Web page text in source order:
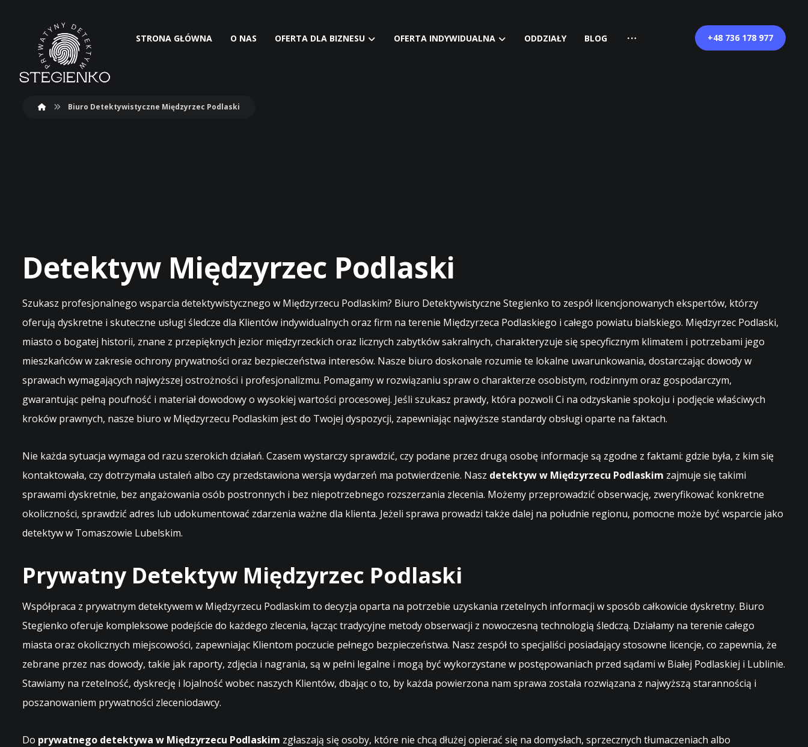
STRONA GŁÓWNA O NAS OFERTA DLA BIZNESU OFERTA INDYWIDUALNA ODDZIAŁY BLOG +48 736 178 977
Biuro Detektywistyczne Międzyrzec Podlaski
Detektyw Międzyrzec Podlaski
Szukasz profesjonalnego wsparcia detektywistycznego w Międzyrzecu Podlaskim? Biuro Detektywistyczne Stegienko to zespół licencjonowanych ekspertów, którzy
oferują dyskretne i skuteczne usługi śledcze dla Klientów indywidualnych oraz firm na terenie Międzyrzeca Podlaskiego i całego powiatu bialskiego. Międzyrzec Podlaski,
miasto o bogatej historii, znane z przepięknych jezior międzyrzeckich oraz licznych zabytków sakralnych, charakteryzuje się specyficznym klimatem i potrzebami jego
mieszkańców w zakresie ochrony prywatności oraz bezpieczeństwa interesów. Nasze biuro doskonale rozumie te lokalne uwarunkowania, dostarczając dowody w
sprawach wymagających najwyższej ostrożności i profesjonalizmu. Pomagamy w rozwiązaniu spraw o charakterze osobistym, rodzinnym oraz gospodarczym,
gwarantując pełną poufność i materiał dowodowy o wysokiej wartości procesowej. Jeśli szukasz prawdy, która pozwoli Ci na odzyskanie spokoju i podjęcie właściwych
kroków prawnych, nasze biuro w Międzyrzecu Podlaskim jest do Twojej dyspozycji, zapewniając najwyższe standardy obsługi oparte na faktach.
Nie każda sytuacja wymaga od razu szerokich działań. Czasem wystarczy sprawdzić, czy podane przez drugą osobę informacje są zgodne z faktami: gdzie była, z kim się
kontaktowała, czy dotrzymała ustaleń albo czy przedstawiona wersja wydarzeń ma potwierdzenie. Nasz detektyw w Międzyrzecu Podlaskim zajmuje się takimi
sprawami dyskretnie, bez angażowania osób postronnych i bez niepotrzebnego rozszerzania zlecenia. Możemy przeprowadzić obserwację, zweryfikować konkretne
okoliczności, sprawdzić adres lub udokumentować zdarzenia ważne dla klienta. Jeżeli sprawa prowadzi także dalej na południe regionu, pomocne może być wsparcie jako
detektyw w Tomaszowie Lubelskim.
Prywatny Detektyw Międzyrzec Podlaski
Współpraca z prywatnym detektywem w Międzyrzecu Podlaskim to decyzja oparta na potrzebie uzyskania rzetelnych informacji w sposób całkowicie dyskretny. Biuro
Stegienko oferuje kompleksowe podejście do każdego zlecenia, łącząc tradycyjne metody obserwacji z nowoczesną technologią śledczą. Działamy na terenie całego
miasta oraz okolicznych miejscowości, zapewniając Klientom poczucie pełnego bezpieczeństwa. Nasz zespół to specjaliści posiadający stosowne licencje, co zapewnia, że
zebrane przez nas dowody, takie jak raporty, zdjęcia i nagrania, są w pełni legalne i mogą być wykorzystane w postępowaniach przed sądami w Białej Podlaskiej i Lublinie.
Stawiamy na rzetelność, dyskrecję i lojalność wobec naszych Klientów, dbając o to, by każda powierzona nam sprawa została rozwiązana z najwyższą starannością i
poszanowaniem prywatności zleceniodawcy.
Do prywatnego detektywa w Międzyrzecu Podlaskim zgłaszają się osoby, które nie chcą dłużej opierać się na domysłach, sprzecznych tłumaczeniach albo